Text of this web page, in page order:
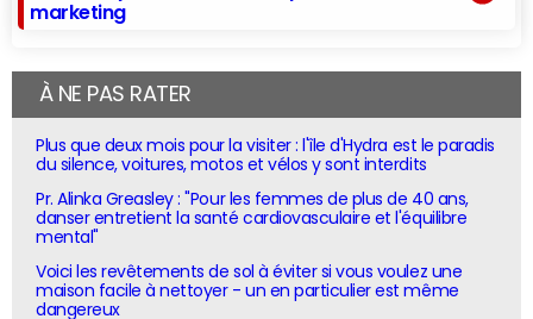
marketing
À NE PAS RATER
Plus que deux mois pour la visiter : l'île d'Hydra est le paradis
du silence, voitures, motos et vélos y sont interdits
Pr. Alinka Greasley : "Pour les femmes de plus de 40 ans,
danser entretient la santé cardiovasculaire et l'équilibre
mental"
Voici les revêtements de sol à éviter si vous voulez une
maison facile à nettoyer - un en particulier est même
dangereux